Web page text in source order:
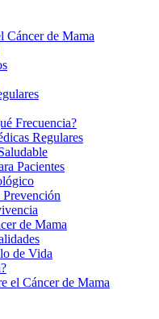
Cáncer de Mama
Frecuencia?
Regulares
Pacientes
de Mama
de Vida
el Cáncer de Mama